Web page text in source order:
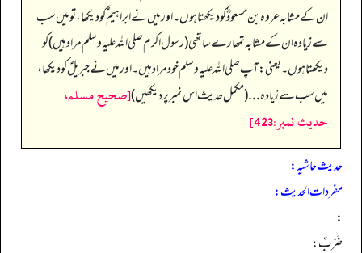
ان کے مشابہ عروہ بن مسعودؓ کو دیکھتا ہوں۔ اور میں نے ابراہیم ؑ کو دیکھا، تو میں سب
سے زیادہ ان کے مشابہ تمھارے ساتھی (رسول اکرم صلی اللہ علیہ وسلم مراد ہیں) کو
دیکھتا ہوں۔ یعنی: آپ صلی اللہ علیہ وسلم خود مراد ہیں۔ اور میں نے جبریلؑ کو دیکھا،
میں سب سے زیادہ... (مکمل حدیث اس نمبر پر دیکھیں)[صحيح مسلم،
حديث نمبر:423]
حدیث حاشیہ:
مفردات الحدیث:
:
ضَرْبٌ: